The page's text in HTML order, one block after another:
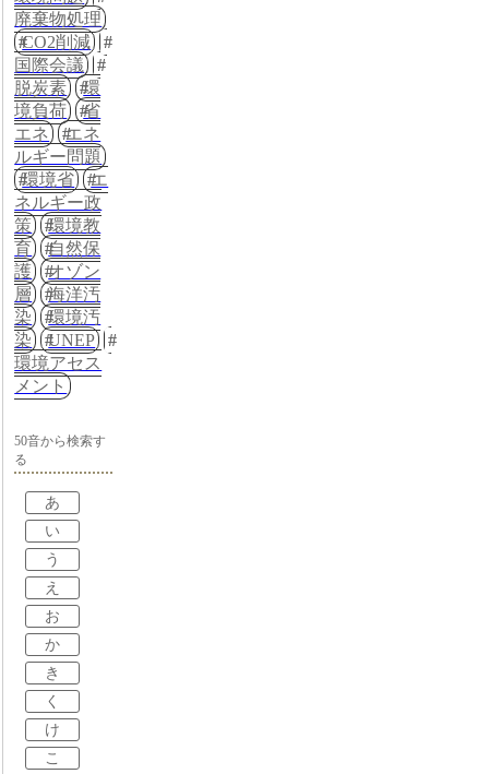
廃棄物処理
CO2削減
国際会議
脱炭素
環
境負荷
省
エネ
エネ
ルギー問題
環境省
エ
ネルギー政
策
環境教
育
自然保
護
オゾン
層
海洋汚
染
環境汚
染
UNEP
環境アセス
メント
50音から検索す
る
あ
い
う
え
お
か
き
く
け
こ